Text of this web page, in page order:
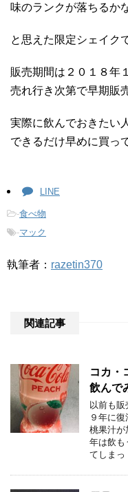
味のランクが落ちるか
と思えた限定シェイク
販売期間は２０１８年
売れ行き次第で早期販
実際に飲んでおきたい
できるだけ早めに買っ
LINE
-食べ物
-マック
執筆者： razetin370
関連記事
コカ・
飲んで
以前も
９年に
桃果汁が
年は飲も
てしまっ